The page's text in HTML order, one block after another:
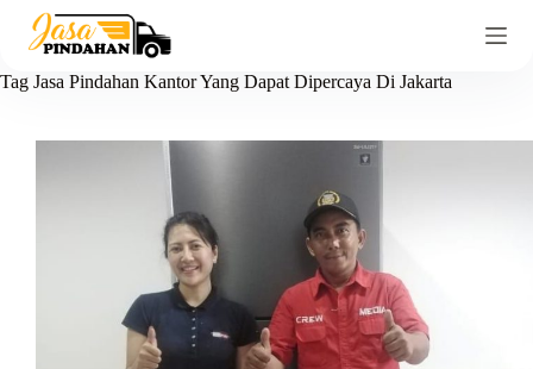
Tag Jasa Pindahan Kantor Yang Dapat Dipercaya Di Jakarta